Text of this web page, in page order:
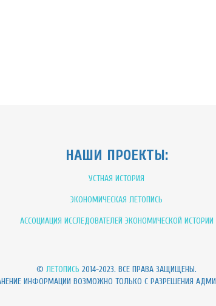
НАШИ ПРОЕКТЫ:
УСТНАЯ ИСТОРИЯ
ЭКОНОМИЧЕСКАЯ ЛЕТОПИСЬ
АССОЦИАЦИЯ ИССЛЕДОВАТЕЛЕЙ ЭКОНОМИЧЕСКОЙ ИСТОРИИ
© ЛЕТОПИСЬ 2014-2023. ВСЕ ПРАВА ЗАЩИЩЕНЫ.
ИНФОРМАЦИИ ВОЗМОЖНО ТОЛЬКО С РАЗРЕШЕНИЯ